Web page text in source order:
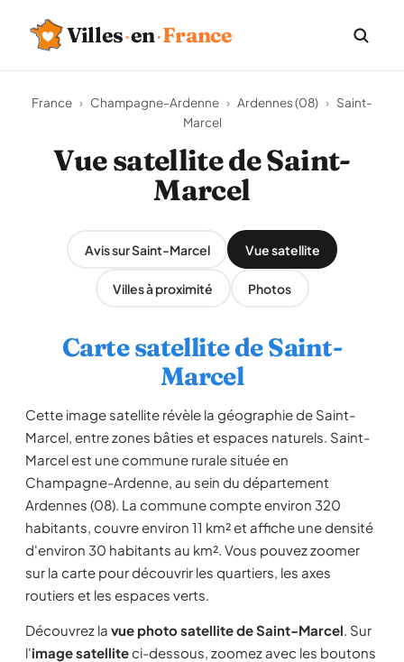
Villes·en·France
France › Champagne-Ardenne › Ardennes (08) › Saint-
Marcel
Vue satellite de Saint-
Marcel
Avis sur Saint-Marcel Vue satellite
Villes à proximité Photos
Carte satellite de Saint-
Marcel
Cette image satellite révèle la géographie de Saint-
Marcel, entre zones bâties et espaces naturels. Saint-
Marcel est une commune rurale située en
Champagne-Ardenne, au sein du département
Ardennes (08). La commune compte environ 320
habitants, couvre environ 11 km² et affiche une densité
d'environ 30 habitants au km². Vous pouvez zoomer
sur la carte pour découvrir les quartiers, les axes
routiers et les espaces verts.
Découvrez la vue photo satellite de Saint-Marcel. Sur
l'image satelliteci-dessous, zoomez avec les boutons